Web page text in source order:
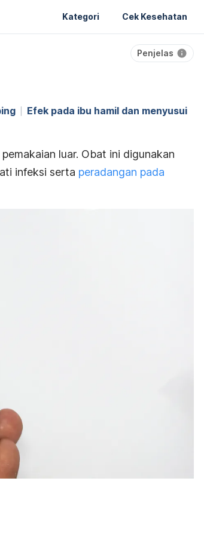
Kategori Cek Kesehatan
Penjelas
Efek pada ibu hamil dan menyusui
luar. Obat ini digunakan
infeksi serta peradangan pada